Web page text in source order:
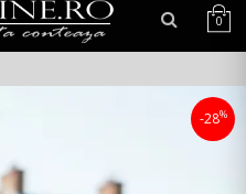
0
-28%